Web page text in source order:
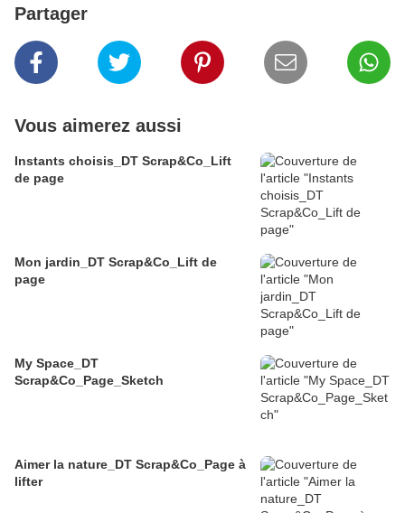
Partager
Vous aimerez aussi
Instants choisis_DT Scrap&Co_Lift
de page
Mon jardin_DT Scrap&Co_Lift de
page
My Space_DT
Scrap&Co_Page_Sketch
Aimer la nature_DT Scrap&Co_Page à
lifter